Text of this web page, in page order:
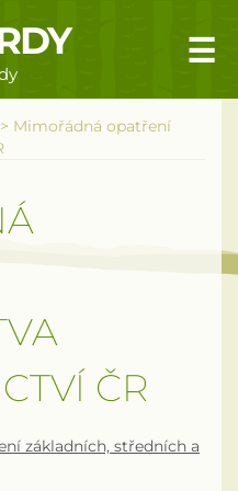
☰
> Mimořádná opatření
ČR
základních, středních a